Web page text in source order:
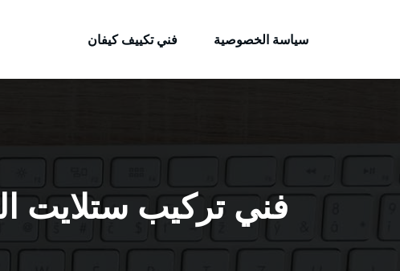
سياسة الخصوصية
فني تكييف كيفان